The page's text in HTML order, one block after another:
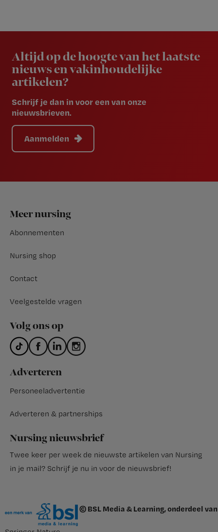
Altijd op de hoogte van het laatste
nieuws en vakinhoudelijke
artikelen?
Schrijf je dan in voor een van onze
nieuwsbrieven.
Aanmelden
Footer
Meer nursing
Abonnementen
Nursing shop
Contact
Veelgestelde vragen
Volg ons op
Adverteren
Personeeladvertentie
Adverteren & partnerships
Nursing nieuwsbrief
Twee keer per week de nieuwste artikelen van Nursing
in je mail? Schrijf je nu in voor de nieuwsbrief!
© BSL Media & Learning, onderdeel van